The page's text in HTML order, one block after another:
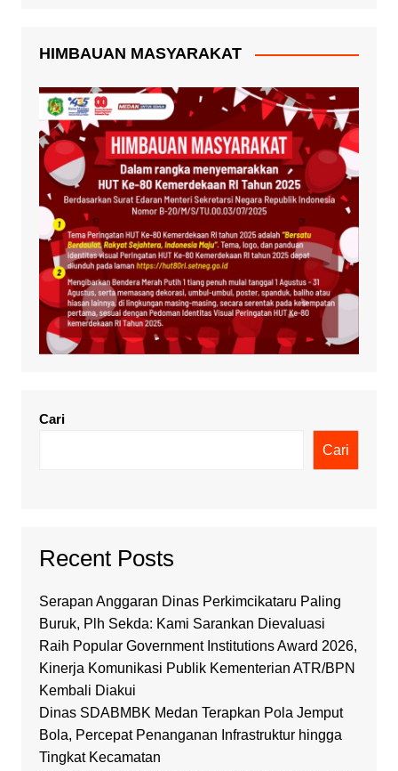
HIMBAUAN MASYARAKAT
Cari
Cari
Recent Posts
Serapan Anggaran Dinas Perkimcikataru Paling
Buruk, Plh Sekda: Kami Sarankan Dievaluasi
Raih Popular Government Institutions Award 2026,
Kinerja Komunikasi Publik Kementerian ATR/BPN
Kembali Diakui
Dinas SDABMBK Medan Terapkan Pola Jemput
Bola, Percepat Penanganan Infrastruktur hingga
Tingkat Kecamatan